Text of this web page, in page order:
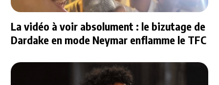
La vidéo à voir absolument : le bizutage de
Dardake en mode Neymar enflamme le TFC